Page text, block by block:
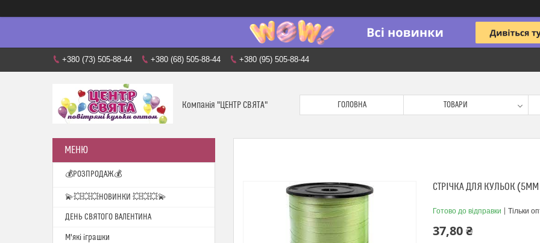
+380 (73) 505-88-44 +380 (68) 505-88-44 +380 (95) 505-88-44
Компанія "ЦЕНТР СВЯТА" ГОЛОВНА ТОВАРИ
СТРІЧКА ДЛЯ КУЛЬОК
Готово до відправки Тільки
37,80 ₴
💰РОЗПРОДАЖ💰
💫💥💥💥НОВИНКИ 💥💥💥💫
ДЕНЬ СВЯТОГО ВАЛЕНТИНА
М'які іграшки